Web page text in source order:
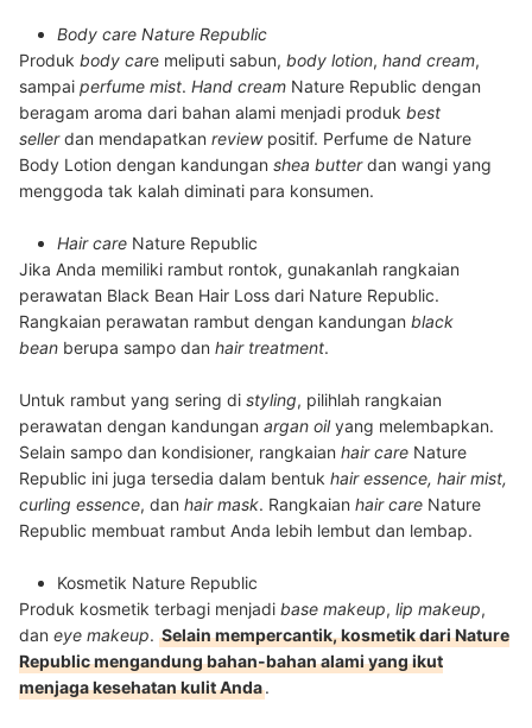
Body care Nature Republic
Produk body care meliputi sabun, body lotion, hand cream,
sampai perfume mist. Hand cream Nature Republic dengan
beragam aroma dari bahan alami menjadi produk best
sellerdan mendapatkan reviewpositif. Perfume de Nature
Body Lotion dengan kandungan shea butterdan wangi yang
menggoda tak kalah diminati para konsumen.
Hair care Nature Republic
Jika Anda memiliki rambut rontok, gunakanlah rangkaian
perawatan Black Bean Hair Loss dari Nature Republic.
Rangkaian perawatan rambut dengan kandungan black
bean berupa sampo dan hair treatment.
Untuk rambut yang sering di styling, pilihlah rangkaian
perawatan dengan kandungan argan oilyang melembapkan.
Selain sampo dan kondisioner, rangkaian hair care Nature
Republic ini juga tersedia dalam bentuk hair essence, hair mist,
curling essence, dan hair mask. Rangkaian hair care Nature
Republic membuat rambut Anda lebih lembut dan lembap.
Kosmetik Nature Republic
Produk kosmetik terbagi menjadi base makeup, lip makeup,
dan eye makeup. Selain mempercantik, kosmetik dari Nature
Republic mengandung bahan-bahan alami yang ikut
menjaga kesehatan kulit Anda.